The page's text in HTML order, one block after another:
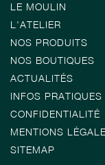
LE MOULIN
L'ATELIER
NOS PRODUITS
NOS BOUTIQUES
ACTUALITÉS
INFOS PRATIQUES
CONFIDENTIALITÉ
MENTIONS
SITEMAP